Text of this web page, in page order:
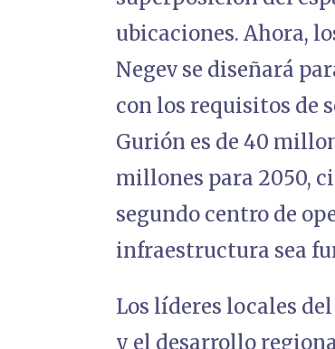
ubicaciones. Ahora,
Negev se diseñará
con los requisitos de
Gurión es de 40
millones para 2050,
segundo centro de
infraestructura sea
Los líderes locales
y el desarrollo